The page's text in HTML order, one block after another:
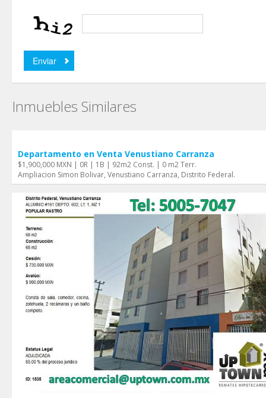
Inmuebles Similares
Departamento en Venta Venustiano Carranza
$1,900,000 MXN | 0R | 1B | 92m2 Const. | 0 m2 Terr.
Ampliacion Simon Boli­var, Venustiano Carranza, Distrito Federal.